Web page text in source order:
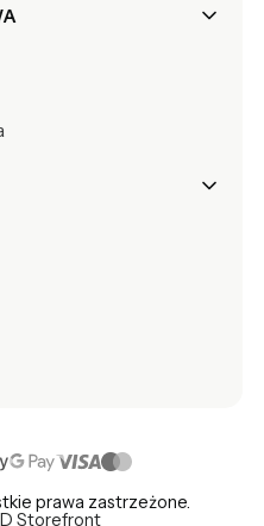
prawa zastrzeżone.
Storefront